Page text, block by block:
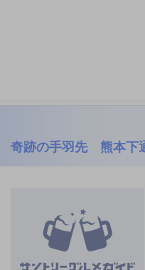
奇跡の手羽先 熊本下